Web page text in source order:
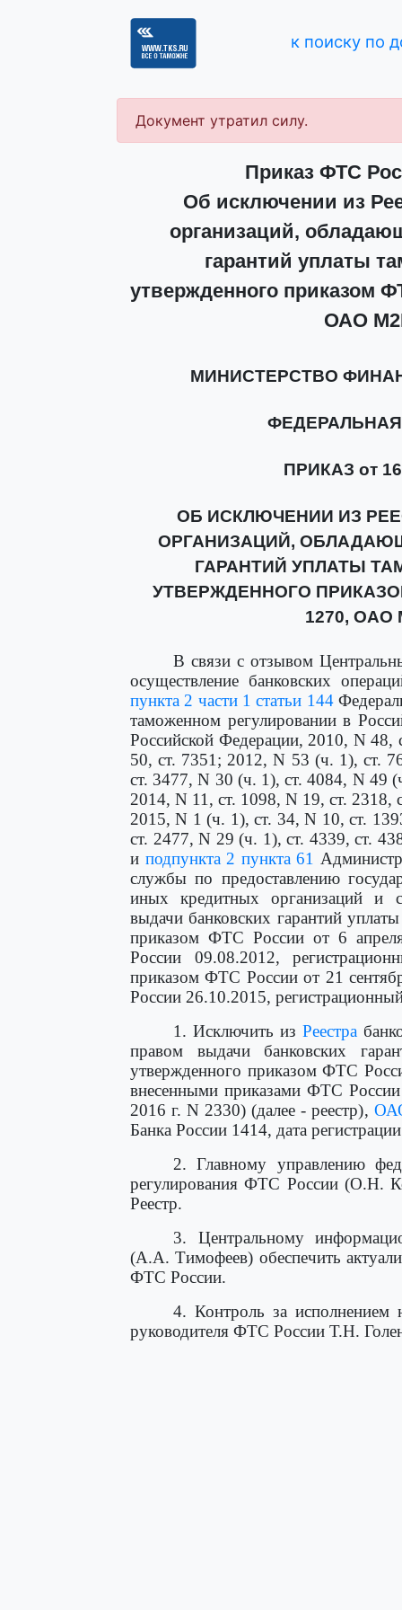
к поиску по
Документ утратил силу.
Приказ ФТС
Об исключении из
организаций,
гарантий уплаты
утвержденного приказом
ОАО
МИНИСТЕРСТВО
ПРИКАЗ от 16
ОБ ИСКЛЮЧЕНИИ ИЗ
ОРГАНИЗАЦИЙ,
ГАРАНТИЙ УПЛАТЫ
УТВЕРЖДЕННОГО
1270,
В связи с отзывом
осуществление банковских
пункта 2 части 1 статьи 144
таможенном регулировании в
Российской Федерации, 2010, N
50, ст. 7351; 2012, N 53 (ч. 1), ст.
ст. 3477, N 30 (ч. 1), ст. 4084, N 49
2014, N 11, ст. 1098, N 19, ст. 2318,
2015, N 1 (ч. 1), ст. 34, N 10, ст.
ст. 2477, N 29 (ч. 1), ст. 4339, ст.
и подпункта 2 пункта 61
службы по предоставлению
иных кредитных организаций и
выдачи банковских гарантий
приказом ФТС России от 6
России 09.08.2012,
приказом ФТС России от 21
России 26.10.2015,
1. Исключить из Реестра
правом выдачи банковских
утвержденного приказом ФТС
внесенными приказами ФТС
2016 г. N 2330) (далее - реестр),
Банка России 1414, дата
2. Главному управлению
регулирования ФТС России (О.Н.
Реестр.
3. Центральному
(А.А. Тимофеев) обеспечить
ФТС России.
4. Контроль за исполнением
руководителя ФТС России Т.Н.